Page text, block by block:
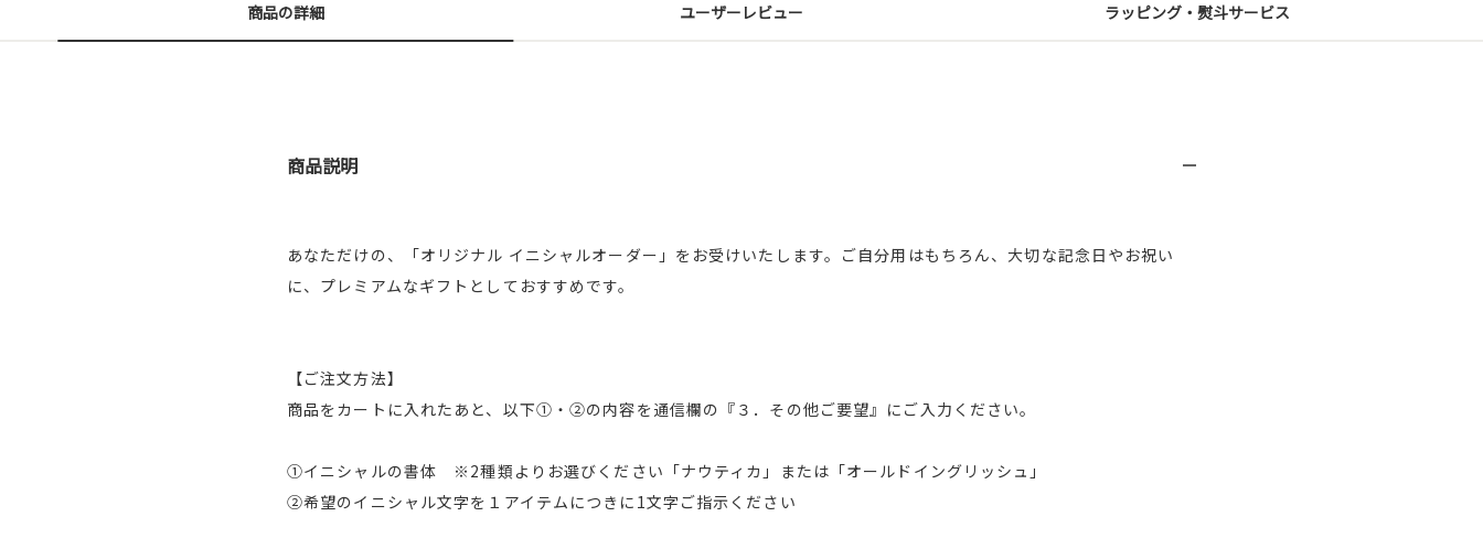
商品の詳細 ユーザーレビュー ラッピング・熨斗サービス
商品説明
あなただけの、「オリジナル イニシャルオーダー」をお受けいたします。ご自分用はもちろん、大切な記念日やお祝い
に、プレミアムなギフトとしておすすめです。
【ご注文方法】
商品をカートに入れたあと、以下①・②の内容を通信欄の『３．その他ご要望』にご入力ください。
①イニシャルの書体 ※2種類よりお選びください「ナウティカ」または「オールドイングリッシュ」
②希望のイニシャル文字を１アイテムにつきに1文字ご指示ください